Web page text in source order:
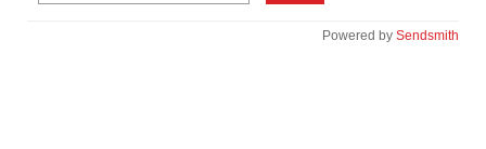
Powered by Sendsmith